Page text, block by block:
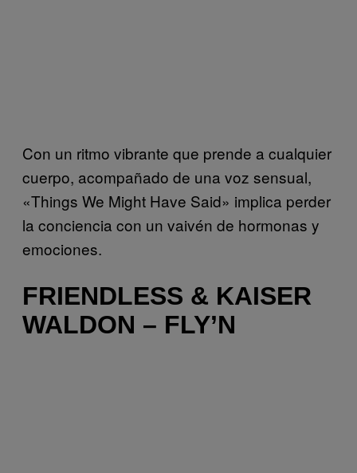
Con un ritmo vibrante que prende a cualquier
cuerpo, acompañado de una voz sensual,
«Things We Might Have Said» implica perder
la conciencia con un vaivén de hormonas y
emociones.
FRIENDLESS & KAISER
WALDON – FLY’N